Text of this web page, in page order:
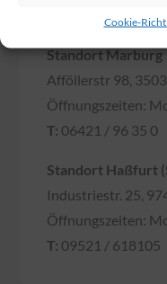
Cookie-
Hier findest
Standort Marburg
Afföllerstr 98,
Öffnungszeiten:
T: 06421 / 96 35 0
Standort Haßfurt
Industriestr. 25,
Öffnungszeiten:
T: 09521 / 618105